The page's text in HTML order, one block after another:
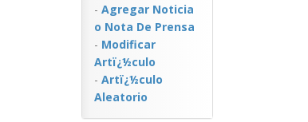
- Agregar Noticia
o Nota De Prensa
- Modificar
Artï¿½culo
- Artï¿½culo
Aleatorio